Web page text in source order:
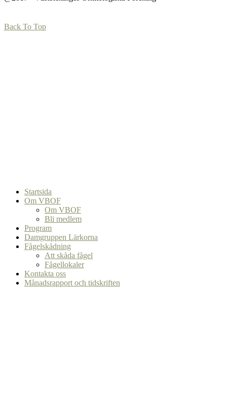
Back To Top
Startsida
Om VBOF
Om VBOF
Bli medlem
Program
Damgruppen Lärkorna
Fågelskådning
Att skåda fågel
Fågellokaler
Kontakta oss
Månadsrapport och tidskriften